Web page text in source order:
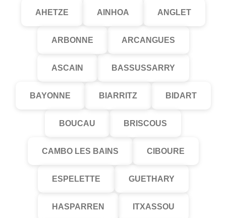
AHETZE AINHOA ANGLET
ARBONNE ARCANGUES
ASCAIN BASSUSSARRY
BAYONNE BIARRITZ BIDART
BOUCAU BRISCOUS
CAMBO LES BAINS CIBOURE
ESPELETTE GUETHARY
HASPARREN ITXASSOU